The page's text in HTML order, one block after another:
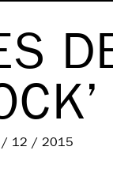
/ 12 / 2015